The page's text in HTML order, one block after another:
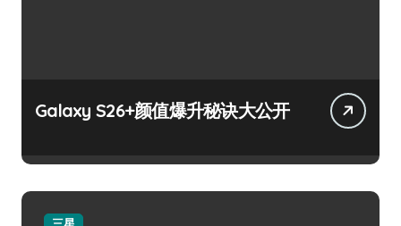
Galaxy S26+颜值爆升秘诀大公开